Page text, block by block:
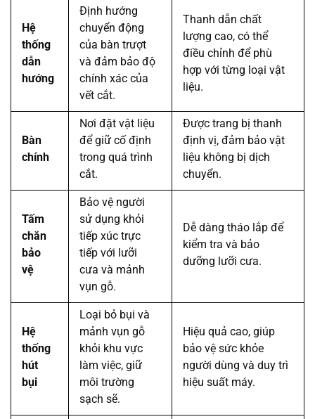
Hệ
thống
dẫn
hướng
Định hướng
chuyển động
của bàn trượt
và đảm bảo độ
chính xác của
vết cắt.
Thanh dẫn chất
lượng cao, có thể
điều chỉnh để phù
hợp với từng loại vật
liệu.
Bàn
chính
Nơi đặt vật liệu
để giữ cố định
trong quá trình
cắt.
Được trang bị thanh
định vị, đảm bảo vật
liệu không bị dịch
chuyển.
Tấm
chắn
bảo
vệ
Bảo vệ người
sử dụng khỏi
tiếp xúc trực
tiếp với lưỡi
cưa và mảnh
vụn gỗ.
Dễ dàng tháo lắp để
kiểm tra và bảo
dưỡng lưỡi cưa.
Hệ
thống
hút
bụi
Loại bỏ bụi và
mảnh vụn gỗ
khỏi khu vực
làm việc, giữ
môi trường
sạch sẽ.
Hiệu quả cao, giúp
bảo vệ sức khỏe
người dùng và duy trì
hiệu suất máy.